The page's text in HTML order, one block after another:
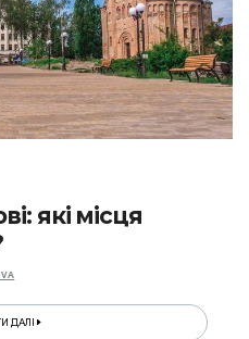
які місця
ДАЛІ